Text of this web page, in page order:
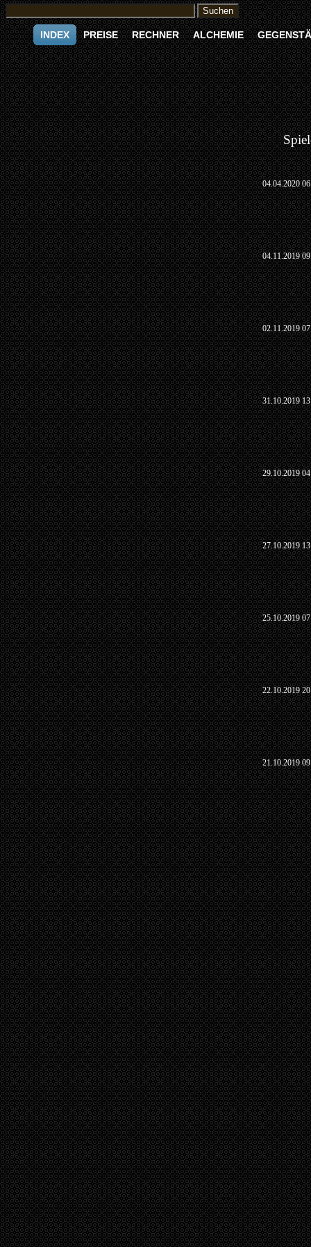
INDEX PREISE RECHNER ALCHEMIE
04.04.2020
04.11.2019
02.11.2019
31.10.2019
29.10.2019
27.10.2019
25.10.2019
22.10.2019
21.10.2019